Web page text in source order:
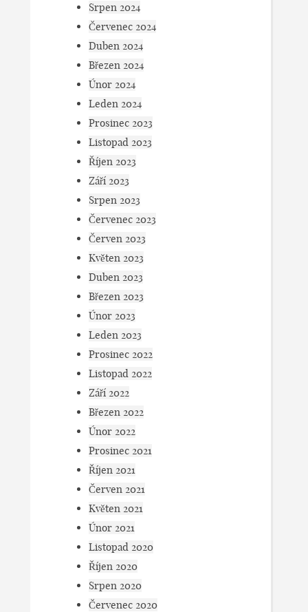
Srpen 2024
Červenec 2024
Duben 2024
Březen 2024
Únor 2024
Leden 2024
Prosinec 2023
Listopad 2023
Říjen 2023
Září 2023
Srpen 2023
Červenec 2023
Červen 2023
Květen 2023
Duben 2023
Březen 2023
Únor 2023
Leden 2023
Prosinec 2022
Listopad 2022
Září 2022
Březen 2022
Únor 2022
Prosinec 2021
Říjen 2021
Červen 2021
Květen 2021
Únor 2021
Listopad 2020
Říjen 2020
Srpen 2020
Červenec 2020